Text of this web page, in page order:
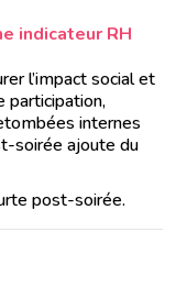
indicateur RH
l’impact social et
participation,
internes
soirée ajoute du
post-soirée.